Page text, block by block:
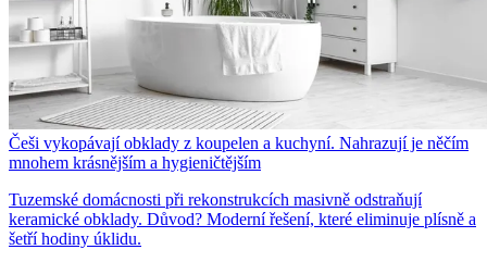
Češi vykopávají obklady z koupelen a kuchyní. Nahrazují je něčím
mnohem krásnějším a hygieničtějším
Tuzemské domácnosti při rekonstrukcích masivně odstraňují
keramické obklady. Důvod? Moderní řešení, které eliminuje plísně a
šetří hodiny úklidu.